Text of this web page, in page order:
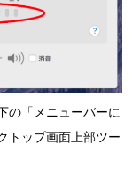
「メニューバーに
トップ画面上部ツー